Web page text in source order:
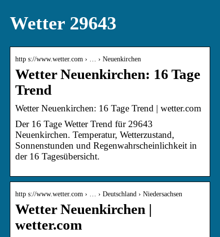
Wetter 29643
http s://www.wetter.com › … › Neuenkirchen
Wetter Neuenkirchen: 16 Tage
Trend
Wetter Neuenkirchen: 16 Tage Trend | wetter.com
Der 16 Tage Wetter Trend für 29643
Neuenkirchen. Temperatur, Wetterzustand,
Sonnenstunden und Regenwahrscheinlichkeit in
der 16 Tagesübersicht.
http s://www.wetter.com › … › Deutschland › Niedersachsen
Wetter Neuenkirchen |
wetter.com